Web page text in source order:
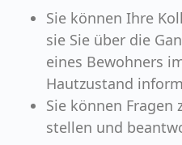
Sie können Ihre
sie Sie über die
eines Bewohners
Hautzustand
Sie können Fragen
stellen und